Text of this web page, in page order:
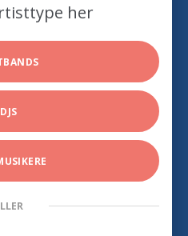
her
DJS